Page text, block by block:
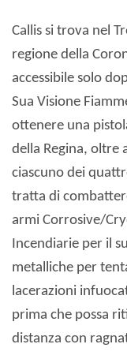
Callis si trova nel
regione della
accessibile solo
Sua Visione
ottenere una
della Regina, oltre
ciascuno dei
tratta di
armi Corrosive/
Incendiarie per il
metalliche per
lacerazioni
prima che possa
distanza con